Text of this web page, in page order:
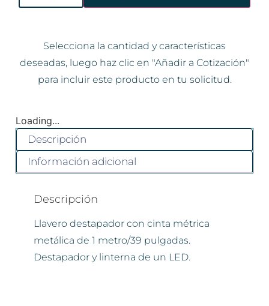
Selecciona la cantidad y características
deseadas, luego haz clic en "Añadir a Cotización"
para incluir este producto en tu solicitud.
Loading...
Descripción
Información adicional
Descripción
Llavero destapador con cinta métrica
metálica de 1 metro/39 pulgadas.
Destapador y linterna de un LED.